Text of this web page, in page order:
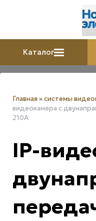
Каталог
Главная »системы
видеокамера с
210A
IP-